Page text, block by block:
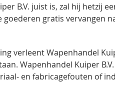
B.V. juist is, zal hij hetzij
gratis vervangen
verleent Wapenhandel
Wapenhandel Kuiper
en fabricagefouten of